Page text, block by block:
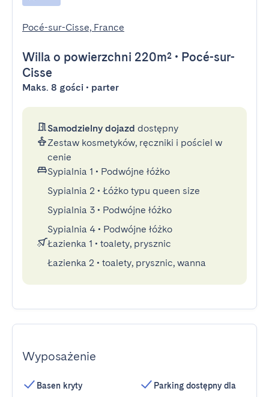
Pocé-sur-Cisse, France
Willa o powierzchni 220m² • Pocé-sur-
Cisse
Maks. 8 gości • parter
Samodzielny dojazd dostępny
Zestaw kosmetyków, ręczniki i pościel w
cenie
Sypialnia 1 • Podwójne łóżko
Sypialnia 2 • Łóżko typu queen size
Sypialnia 3 • Podwójne łóżko
Sypialnia 4 • Podwójne łóżko
Łazienka 1 • toalety, prysznic
Łazienka 2 • toalety, prysznic, wanna
Wyposażenie
Basen kryty
Parking dostępny dla